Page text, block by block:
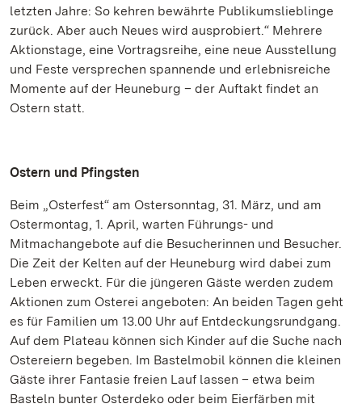
letzten Jahre: So kehren bewährte Publikumslieblinge
zurück. Aber auch Neues wird ausprobiert.“ Mehrere
Aktionstage, eine Vortragsreihe, eine neue Ausstellung
und Feste versprechen spannende und erlebnisreiche
Momente auf der Heuneburg – der Auftakt findet an
Ostern statt.
Ostern und Pfingsten
Beim „Osterfest“ am Ostersonntag, 31. März, und am
Ostermontag, 1. April, warten Führungs- und
Mitmachangebote auf die Besucherinnen und Besucher.
Die Zeit der Kelten auf der Heuneburg wird dabei zum
Leben erweckt. Für die jüngeren Gäste werden zudem
Aktionen zum Osterei angeboten: An beiden Tagen geht
es für Familien um 13.00 Uhr auf Entdeckungsrundgang.
Auf dem Plateau können sich Kinder auf die Suche nach
Ostereiern begeben. Im Bastelmobil können die kleinen
Gäste ihrer Fantasie freien Lauf lassen – etwa beim
Basteln bunter Osterdeko oder beim Eierfärben mit